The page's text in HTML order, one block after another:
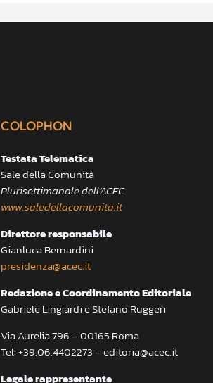
COLOPHON
Testata Telematica
Sale della Comunità
Plurisettimanale dell’ACEC
www.saledellacomunita.it
Direttore responsabile
Gianluca Bernardini
presidenza@acec.it
Redazione e Coordinamento Editoriale
Gabriele Lingiardi e Stefano Ruggeri
Via Aurelia 796 – 00165 Roma
Tel: +39.06.4402273 – editoria@acec.it
Legale rappresentante